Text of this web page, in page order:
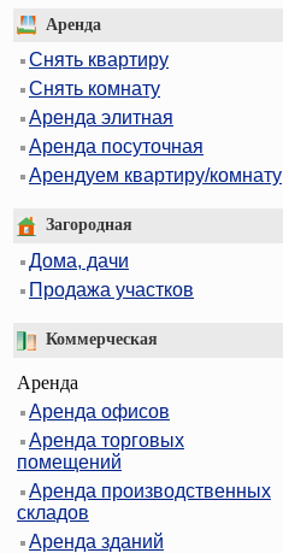
Аренда
Снять квартиру
Снять комнату
Аренда элитная
Аренда посуточная
Арендуем квартиру/комнату
Загородная
Дома, дачи
Продажа участков
Коммерческая
Аренда
Аренда офисов
Аренда торговых
помещений
Аренда производственных
складов
Аренда зданий